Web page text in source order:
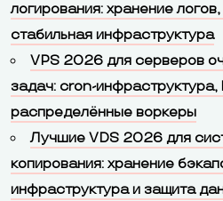
логирования: хранение
стабильная инфраструктура
VPS 2026 для серверов
задач: cron-
распределённые воркеры
Лучшие VDS 2026 для
копирования: хранение
инфраструктура и защита